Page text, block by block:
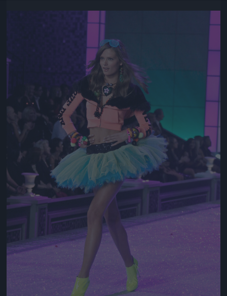
Jön még kép!